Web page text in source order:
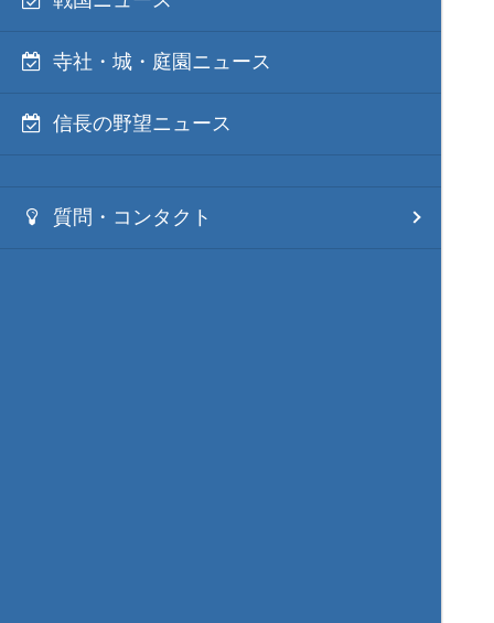
寺社・城・庭園ニュース
信長の野望ニュース
質問・コンタクト